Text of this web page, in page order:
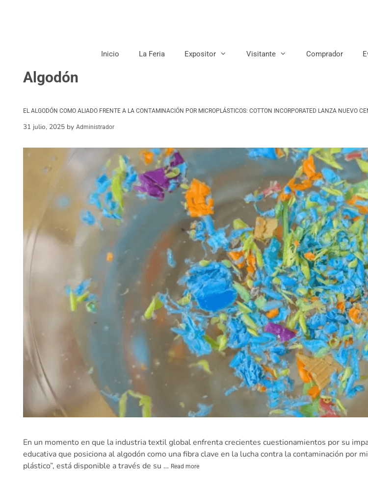
Inicio La Feria Expositor Visitante Comprador
Algodón
EL ALGODÓN COMO ALIADO FRENTE A LA CONTAMINACIÓN POR MICROPLÁSTICOS: COTTON INCORPORATED LANZA NUEVO
31 julio, 2025 by Administrador
En un momento en que la industria textil global enfrenta crecientes cuestionamientos por su
educativa que posiciona al algodón como una fibra clave en la lucha contra la contaminación por
plástico”, está disponible a través de su … Read more